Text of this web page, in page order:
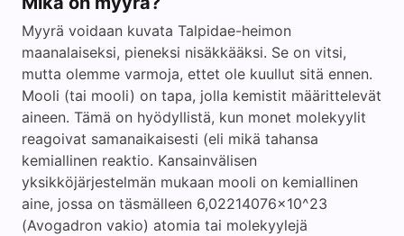
Myyrä voidaan kuvata Talpidae-heimon
maanalaiseksi, pieneksi nisäkkääksi. Se on vitsi,
mutta olemme varmoja, ettet ole kuullut sitä ennen.
Mooli (tai mooli) on tapa, jolla kemistit määrittelevät
aineen. Tämä on hyödyllistä, kun monet molekyylit
reagoivat samanaikaisesti (eli mikä tahansa
kemiallinen reaktio. Kansainvälisen
yksikköjärjestelmän mukaan mooli on kemiallinen
aine, jossa on täsmälleen 6,02214076x10^23
(Avogadron vakio) atomia tai molekyylejä